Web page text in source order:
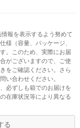
報を表示するよう努めて
様（容量、パッケージ、
。このため、実際にお届
がございますので、ご使
をご確認ください。さら
い合わせください。
必ずしも箱でのお届けを
在庫状況等により異なる
る